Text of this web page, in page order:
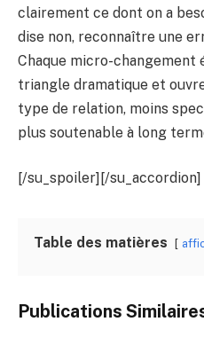
clairement ce dont on a
dise non, reconnaître une
Chaque micro-changement
triangle dramatique et
type de relation, moins
plus soutenable à long
[/su_spoiler][/su_accordion]
Table des matières
Publications